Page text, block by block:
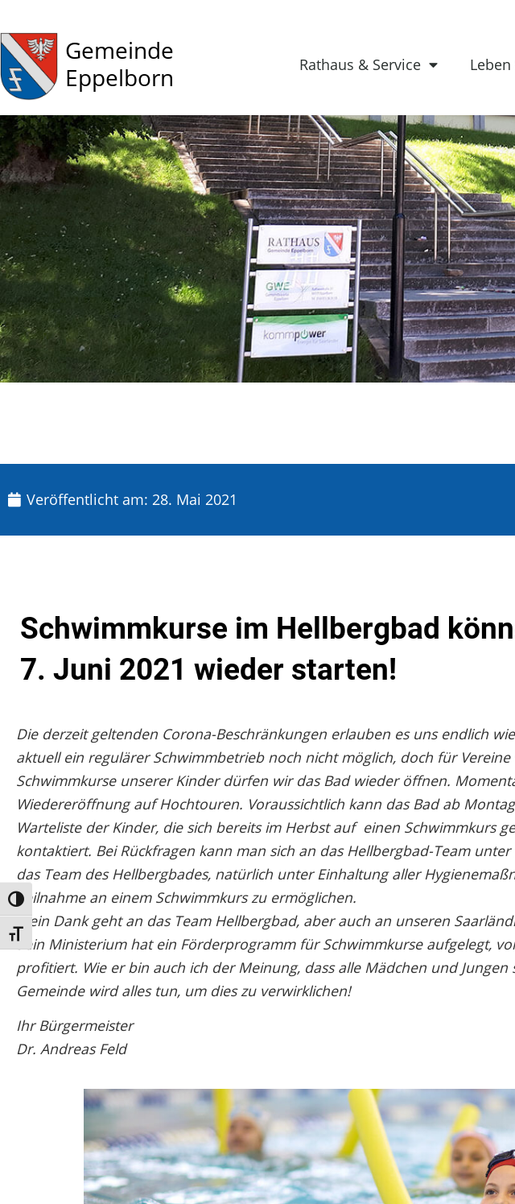
Umschalten auf hohe Kontraste
Schrift vergrößern
Gemeinde
Eppelborn
Rathaus & Service
Veröffentlicht am: 28. Mai 2021
Schwimmkurse im Hellbergbad
7. Juni 2021 wieder starten!
Die derzeit geltenden Corona-Beschränkungen erlauben es uns endlich
aktuell ein regulärer Schwimmbetrieb noch nicht möglich, doch für
Schwimmkurse unserer Kinder dürfen wir das Bad wieder öffnen.
Wiedereröffnung auf Hochtouren. Voraussichtlich kann das Bad ab
Warteliste der Kinder, die sich bereits im Herbst auf einen Schwimmkurs
kontaktiert. Bei Rückfragen kann man sich an das Hellbergbad-Team
das Team des Hellbergbades, natürlich unter Einhaltung aller
Teilnahme an einem Schwimmkurs zu ermöglichen.
Mein Dank geht an das Team Hellbergbad, aber auch an unseren
Sein Ministerium hat ein Förderprogramm für Schwimmkurse aufgelegt,
profitiert. Wie er bin auch ich der Meinung, dass alle Mädchen und
Gemeinde wird alles tun, um dies zu verwirklichen!
Ihr Bürgermeister
Dr. Andreas Feld